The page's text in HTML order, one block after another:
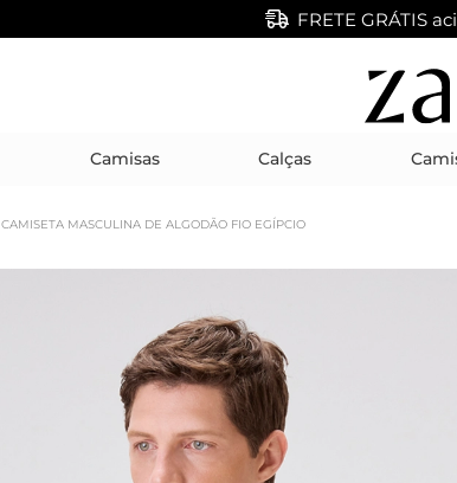
FRETE GRÁTIS
Camisas Calças
CAMISETA MASCULINA DE ALGODÃO FIO EGÍPCIO